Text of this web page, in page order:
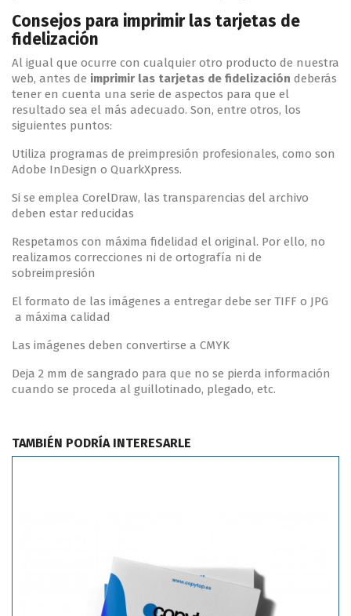
Consejos para imprimir las tarjetas de
fidelización
Al igual que ocurre con cualquier otro producto de nuestra
web, antes de imprimir las tarjetas de fidelización deberás
tener en cuenta una serie de aspectos para que el
resultado sea el más adecuado. Son, entre otros, los
siguientes puntos:
Utiliza programas de preimpresión profesionales, como son
Adobe InDesign o QuarkXpress.
Si se emplea CorelDraw, las transparencias del archivo
deben estar reducidas
Respetamos con máxima fidelidad el original. Por ello, no
realizamos correcciones ni de ortografía ni de
sobreimpresión
El formato de las imágenes a entregar debe ser TIFF o JPG
a máxima calidad
Las imágenes deben convertirse a CMYK
Deja 2 mm de sangrado para que no se pierda información
cuando se proceda al guillotinado, plegado, etc.
TAMBIÉN PODRÍA INTERESARLE